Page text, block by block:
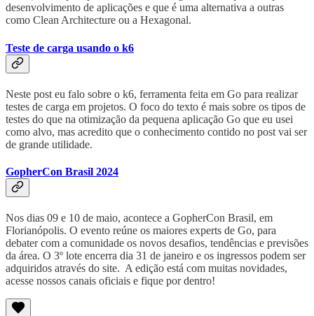
desenvolvimento de aplicações e que é uma alternativa a outras
como Clean Architecture ou a Hexagonal.
Teste de carga usando o k6
Neste post eu falo sobre o k6, ferramenta feita em Go para realizar
testes de carga em projetos. O foco do texto é mais sobre os tipos de
testes do que na otimização da pequena aplicação Go que eu usei
como alvo, mas acredito que o conhecimento contido no post vai ser
de grande utilidade.
GopherCon Brasil 2024
Nos dias 09 e 10 de maio, acontece a GopherCon Brasil, em
Florianópolis. O evento reúne os maiores experts de Go, para
debater com a comunidade os novos desafios, tendências e previsões
da área. O 3º lote encerra dia 31 de janeiro e os ingressos podem ser
adquiridos através do site. A edição está com muitas novidades,
acesse nossos canais oficiais e fique por dentro!